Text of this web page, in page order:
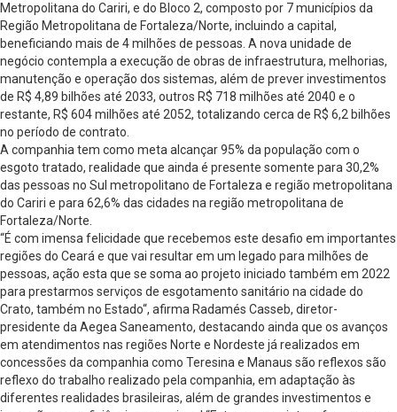
Metropolitana do Cariri, e do Bloco 2, composto por 7 municípios da
Região Metropolitana de Fortaleza/Norte, incluindo a capital,
beneficiando mais de 4 milhões de pessoas. A nova unidade de
negócio contempla a execução de obras de infraestrutura, melhorias,
manutenção e operação dos sistemas, além de prever investimentos
de R$ 4,89 bilhões até 2033, outros R$ 718 milhões até 2040 e o
restante, R$ 604 milhões até 2052, totalizando cerca de R$ 6,2 bilhões
no período de contrato.
A companhia tem como meta alcançar 95% da população com o
esgoto tratado, realidade que ainda é presente somente para 30,2%
das pessoas no Sul metropolitano de Fortaleza e região metropolitana
do Cariri e para 62,6% das cidades na região metropolitana de
Fortaleza/Norte.
“É com imensa felicidade que recebemos este desafio em importantes
regiões do Ceará e que vai resultar em um legado para milhões de
pessoas, ação esta que se soma ao projeto iniciado também em 2022
para prestarmos serviços de esgotamento sanitário na cidade do
Crato, também no Estado“, afirma Radamés Casseb, diretor-
presidente da Aegea Saneamento, destacando ainda que os avanços
em atendimentos nas regiões Norte e Nordeste já realizados em
concessões da companhia como Teresina e Manaus são reflexos são
reflexo do trabalho realizado pela companhia, em adaptação às
diferentes realidades brasileiras, além de grandes investimentos e